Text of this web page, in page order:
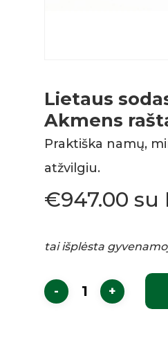
Lietaus
Akmens
Praktiška namų,
atžvilgiu.
€947.00 su
tai išplėsta